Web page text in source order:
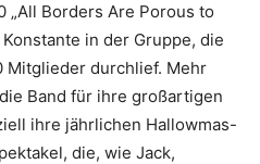
Borders Are Porous to
in der Gruppe, die
Mitglieder durchlief. Mehr
Band für ihre großartigen
ihre jährlichen Hallowmas-
die, wie Jack,